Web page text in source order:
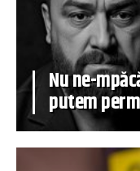
Nu ne-
putem